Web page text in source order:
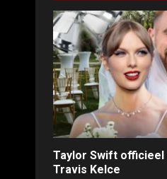
Taylor Swift
Travis Kelce